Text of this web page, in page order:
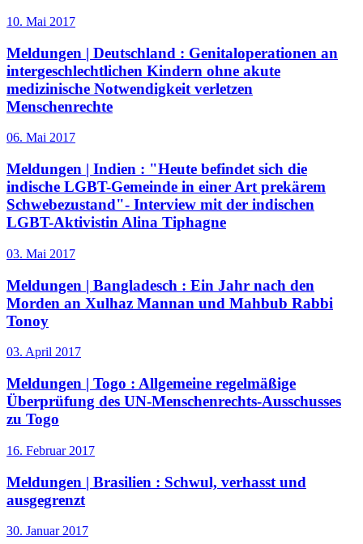
10. Mai 2017
Meldungen | Deutschland : Genitaloperationen an
intergeschlechtlichen Kindern ohne akute
medizinische Notwendigkeit verletzen
Menschenrechte
06. Mai 2017
Meldungen | Indien : "Heute befindet sich die
indische LGBT-Gemeinde in einer Art prekärem
Schwebezustand"- Interview mit der indischen
LGBT-Aktivistin Alina Tiphagne
03. Mai 2017
Meldungen | Bangladesch : Ein Jahr nach den
Morden an Xulhaz Mannan und Mahbub Rabbi
Tonoy
03. April 2017
Meldungen | Togo : Allgemeine regelmäßige
Überprüfung des UN-Menschenrechts-Ausschusses
zu Togo
16. Februar 2017
Meldungen | Brasilien : Schwul, verhasst und
ausgegrenzt
30. Januar 2017